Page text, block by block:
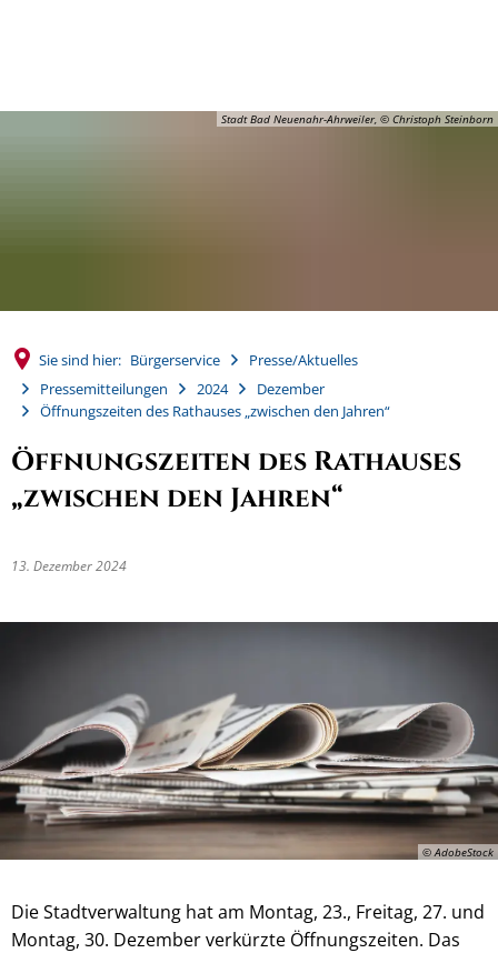
Stadt Bad Neuenahr-Ahrweiler, © Christoph Steinborn
Sie sind hier: Bürgerservice
Presse/Aktuelles
Pressemitteilungen
2024
Dezember
Öffnungszeiten des Rathauses „zwischen den Jahren“
Öffnungszeiten des Rathauses
„zwischen den Jahren“
13. Dezember 2024
© AdobeStock
Die Stadtverwaltung hat am Montag, 23., Freitag, 27. und
Montag, 30. Dezember verkürzte Öffnungszeiten. Das